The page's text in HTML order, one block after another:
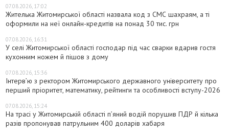
07.08.2026, 17:02
Жителька Житомирської області назвала код з СМС шахраям, а ті
оформили на неї онлайн-кредитів на понад 30 тис. грн
07.08.2026, 16:31
У селі Житомирської області господар під час сварки вдарив гостя
кухонним ножем й пішов з дому
07.08.2026, 15:36
Інтерв’ю з ректором Житомирського державного університету про
перший пріоритет, математику, рейтинги та особливості вступу-2026
07.08.2026, 15:24
На трасі у Житомирській області п’яний водій порушив ПДР й кілька
разів пропонував патрульним 400 доларів хабаря